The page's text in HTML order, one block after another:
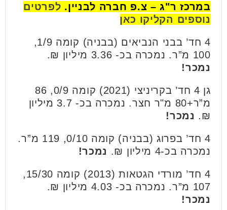
במרכז ר"ג – צ.פ חברה לבניין. לפרטים
נוספים הקליקו כאן
4 חד’ בבני הנביאים (בבניה) קומה 1/9,
100 מ”ר. נמכרה בכ- 3.36 מיליון ₪.
נמכר!
גן 4 חד’ בקריניצי (2021) קומה 0/9, 86
מ”ר+80 מ"ר חצר. נמכרה בכ- 3.7 מיליון
₪. נמכר!
4 חד’ בפרוג (בבניה) קומה 0/10, 119 מ”ר.
נמכרה בכ-4 מיליון ₪.
נמכר!
4 חד’ מורדי הגטאות (2013) קומה 15/30,
107 מ”ר. נמכרה בכ- 4.03 מיליון ₪.
נמכר!